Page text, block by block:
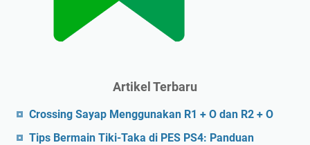
Artikel Terbaru
Crossing Sayap Menggunakan R1 + O dan R2 + O
Tips Bermain Tiki-Taka di PES PS4: Panduan